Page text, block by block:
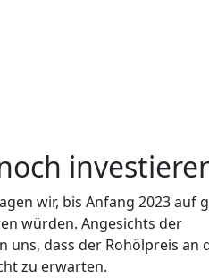
wir, bis Anfang 2023 auf
würden. Angesichts der
uns, dass der Rohölpreis an
zu erwarten.